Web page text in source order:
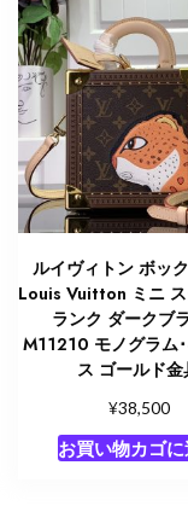
ルイヴィトン ボッ
Louis Vuitton ミニ ス
ランク ダークブ
M11210 モノグラム
ス ゴールド金
¥38,500
お買い物カゴに